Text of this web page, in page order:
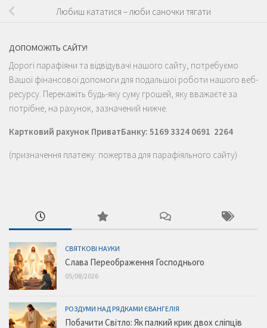
Любиш кататися – люби саночки тягати
ДОПОМОЖІТЬ САЙТУ!
Дорогі парафіяни та відвідувачі нашого сайту, потребуємо
Вашої фінансової допомоги для подальшої роботи нашого веб-
ресурсу. Перекажіть будь-яку суму грошей, яку вважаєте за
потрібне, на рахунок, зазначений нижче.
Картковий рахунок ПриватБанку: 5169 3324 0691 2264
(призначення платежу: пожертва для парафіяльного сайту)
СВЯТКОВІ НАУКИ
Слава Переображення Господнього
05/08/2026
РОЗДУМИ НАД РЯДКАМИ ЄВАНГЕЛІЯ
Побачити Світло: Як палкий крик двох сліпців